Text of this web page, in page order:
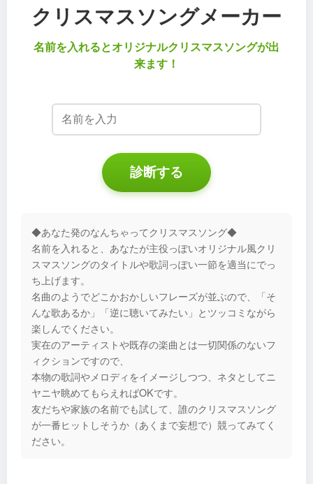
クリスマスソングメーカー
名前を入れるとオリジナルクリスマスソングが出
来ます！
診断する
◆あなた発のなんちゃってクリスマスソング◆
名前を入れると、あなたが主役っぽいオリジナル風クリ
スマスソングのタイトルや歌詞っぽい一節を適当にでっ
ち上げます。
名曲のようでどこかおかしいフレーズが並ぶので、「そ
んな歌あるか」「逆に聴いてみたい」とツッコミながら
楽しんでください。
実在のアーティストや既存の楽曲とは一切関係のないフ
ィクションですので、
本物の歌詞やメロディをイメージしつつ、ネタとしてニ
ヤニヤ眺めてもらえればOKです。
友だちや家族の名前でも試して、誰のクリスマスソング
が一番ヒットしそうか（あくまで妄想で）競ってみてく
ださい。